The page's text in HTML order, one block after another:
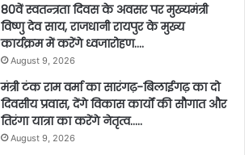
80वें स्वतन्त्रता दिवस के अवसर पर मुख्यमंत्री
विष्णु देव साय, राजधानी रायपुर के मुख्य
कार्यक्रम में करेंगे ध्वजारोहण….
August 9, 2026
मंत्री टंक राम वर्मा का सारंगढ़-बिलाईगढ़ का दो
दिवसीय प्रवास, देंगे विकास कार्यों की सौगात और
तिरंगा यात्रा का करेंगे नेतृत्व…..
August 9, 2026